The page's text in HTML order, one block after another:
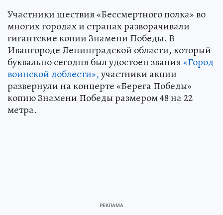
Участники шествия «Бессмертного полка» во
многих городах и странах разворачивали
гигантские копии Знамени Победы. В
Ивангороде Ленинградской области, который
буквально сегодня был удостоен звания«Город
воинской доблести»,участники акции
развернули на концерте «Берега Победы»
копию Знамени Победы размером 48 на 22
метра.